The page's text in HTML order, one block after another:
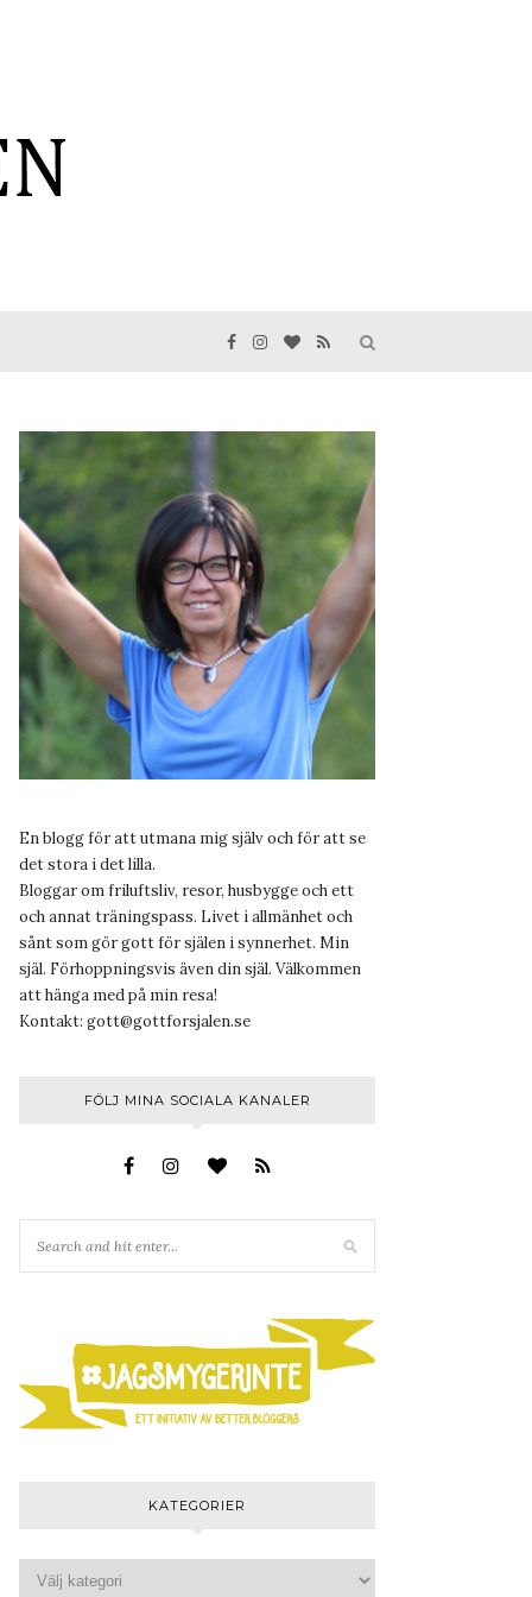
En blogg för att utmana mig själv och för att se
det stora i det lilla.
Bloggar om friluftsliv, resor, husbygge och ett
och annat träningspass. Livet i allmänhet och
sånt som gör gott för själen i synnerhet. Min
själ. Förhoppningsvis även din själ. Välkommen
att hänga med på min resa!
Kontakt: gott@gottforsjalen.se
FÖLJ MINA SOCIALA KANALER
KATEGORIER